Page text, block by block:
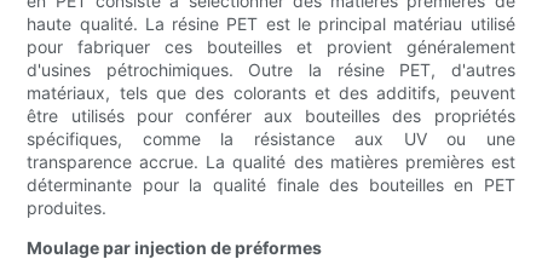
haute qualité. La résine PET est le principal matériau utilisé
pour fabriquer ces bouteilles et provient généralement
d'usines pétrochimiques. Outre la résine PET, d'autres
matériaux, tels que des colorants et des additifs, peuvent
être utilisés pour conférer aux bouteilles des propriétés
spécifiques, comme la résistance aux UV ou une
transparence accrue. La qualité des matières premières est
déterminante pour la qualité finale des bouteilles en PET
produites.
Moulage par injection de préformes